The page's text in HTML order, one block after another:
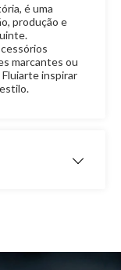
é uma
produção e
marcantes ou
inspirar